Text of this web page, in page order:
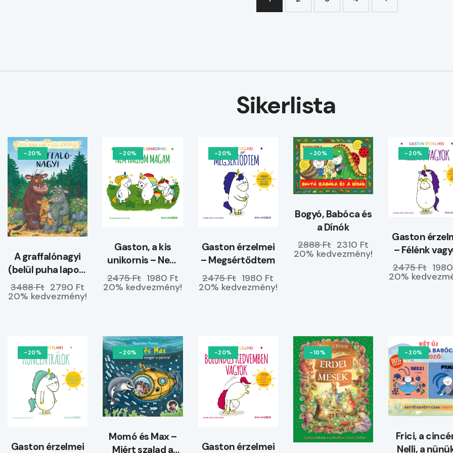
Sikerlista
-20%
A graffalónagyi
(belül puha lapos)
ELŐRENDELHETŐ
3488 Ft 2790 Ft
20% kedvezmény!
-20%
Gaston, a kis
unikornis – Nem
hagyom magam
2475 Ft 1980 Ft
20% kedvezmény!
-20%
Gaston érzelmei
– Megsértődtem
2475 Ft 1980 Ft
20% kedvezmény!
-20%
Bogyó, Babóca és
a Dínók
2888 Ft 2310 Ft
20% kedvezmény!
-20%
Gaston
– Félénk
2475 Ft
20%
-20%
Gaston érzelmei
-20%
Momó és Max –
Miért szalad a
-20%
Gaston érzelmei
-10% -20%
Frici, a
Nelli, a